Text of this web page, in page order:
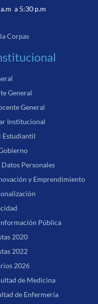
a 5:30 p.m
Corpas
General
General
Institucional
Estudiantil
Personales
y Emprendimiento
Pública
2020
2022
2026
de Medicina
de Enfermería